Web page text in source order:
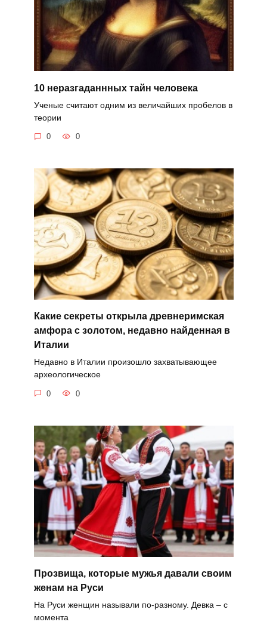
10 неразгаданнных тайн человека
Ученые считают одним из величайших пробелов в
теории
0 0
Какие секреты открыла древнеримская
амфора с золотом, недавно найденная в
Италии
Недавно в Италии произошло захватывающее
археологическое
0 0
Прозвища, которые мужья давали своим
женам на Руси
На Руси женщин называли по-разному. Девка – с
момента